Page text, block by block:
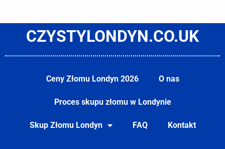
CZYSTYLONDYN.CO.UK
Ceny Złomu Londyn 2026 O nas
Proces skupu złomu w Londynie
Skup Złomu Londyn FAQ Kontakt